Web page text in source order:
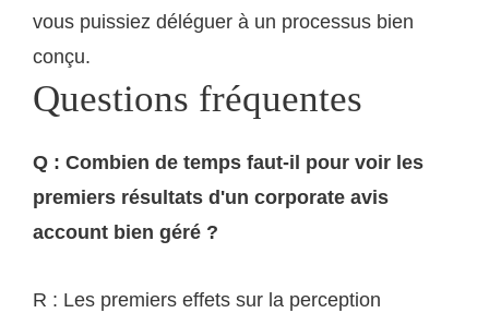
vous puissiez déléguer à un processus bien
conçu.
Questions fréquentes
Q : Combien de temps faut-il pour voir les
premiers résultats d'un corporate avis
account bien géré ?
R : Les premiers effets sur la perception